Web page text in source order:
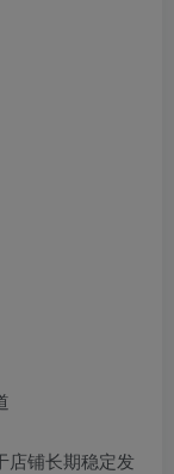
店铺长期稳定发